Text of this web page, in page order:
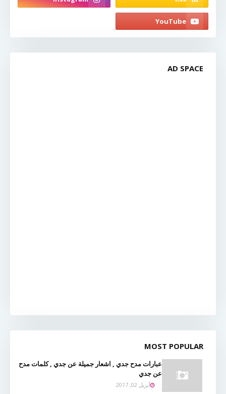
AD SPACE
MOST POPULAR
عبارات مدح جدي , اشعار جميلة عن جدي , كلمات مدح
عن جدي
أبريل 02, 2017